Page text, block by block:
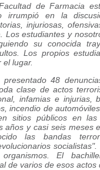
de Farmacia
irrumpió en la
injuriosas,
Los estudiantes y
su conocida
Los propios
lugar.
presentado 48
clase de actos
infamias e injurias,
incendio de
sitios públicos en las
años y casi seis meses
las bandas
El
de varios de esos actos